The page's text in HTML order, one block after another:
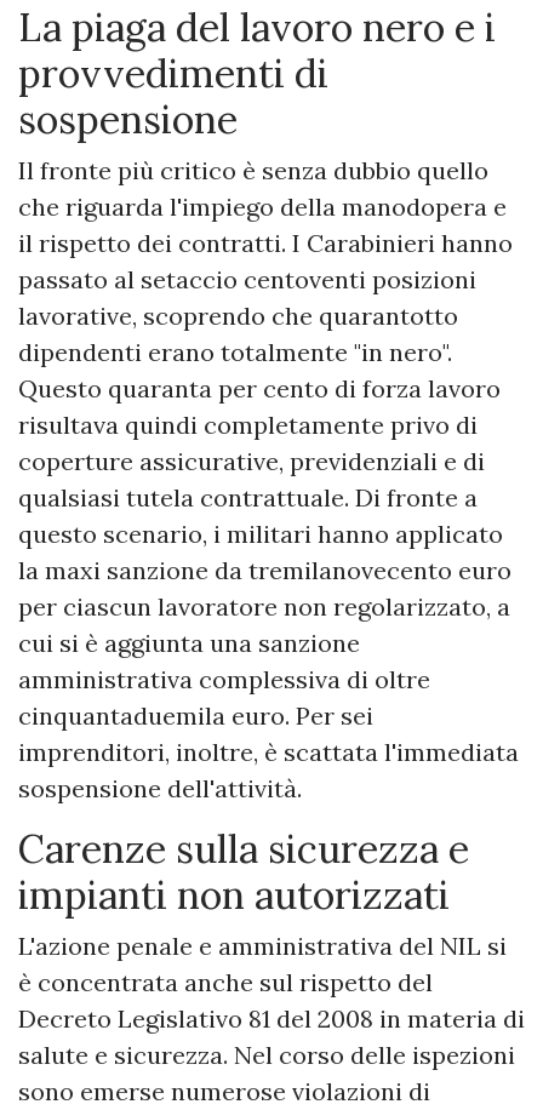
​La piaga del lavoro nero e i
provvedimenti di
sospensione
​Il fronte più critico è senza dubbio quello
che riguarda l'impiego della manodopera e
il rispetto dei contratti. I Carabinieri hanno
passato al setaccio centoventi posizioni
lavorative, scoprendo che quarantotto
dipendenti erano totalmente "in nero".
Questo quaranta per cento di forza lavoro
risultava quindi completamente privo di
coperture assicurative, previdenziali e di
qualsiasi tutela contrattuale. Di fronte a
questo scenario, i militari hanno applicato
la maxi sanzione da tremilanovecento euro
per ciascun lavoratore non regolarizzato, a
cui si è aggiunta una sanzione
amministrativa complessiva di oltre
cinquantaduemila euro. Per sei
imprenditori, inoltre, è scattata l'immediata
sospensione dell'attività.
​Carenze sulla sicurezza e
impianti non autorizzati
​L'azione penale e amministrativa del NIL si
è concentrata anche sul rispetto del
Decreto Legislativo 81 del 2008 in materia di
salute e sicurezza. Nel corso delle ispezioni
sono emerse numerose violazioni di